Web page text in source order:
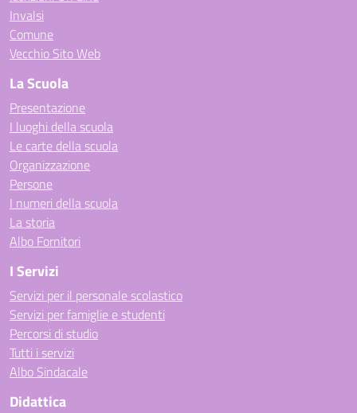
Invalsi
Comune
Vecchio Sito Web
La Scuola
Presentazione
I luoghi della scuola
Le carte della scuola
Organizzazione
Persone
I numeri della scuola
La storia
Albo Fornitori
I Servizi
Servizi per il personale scolastico
Servizi per famiglie e studenti
Percorsi di studio
Tutti i servizi
Albo Sindacale
Didattica